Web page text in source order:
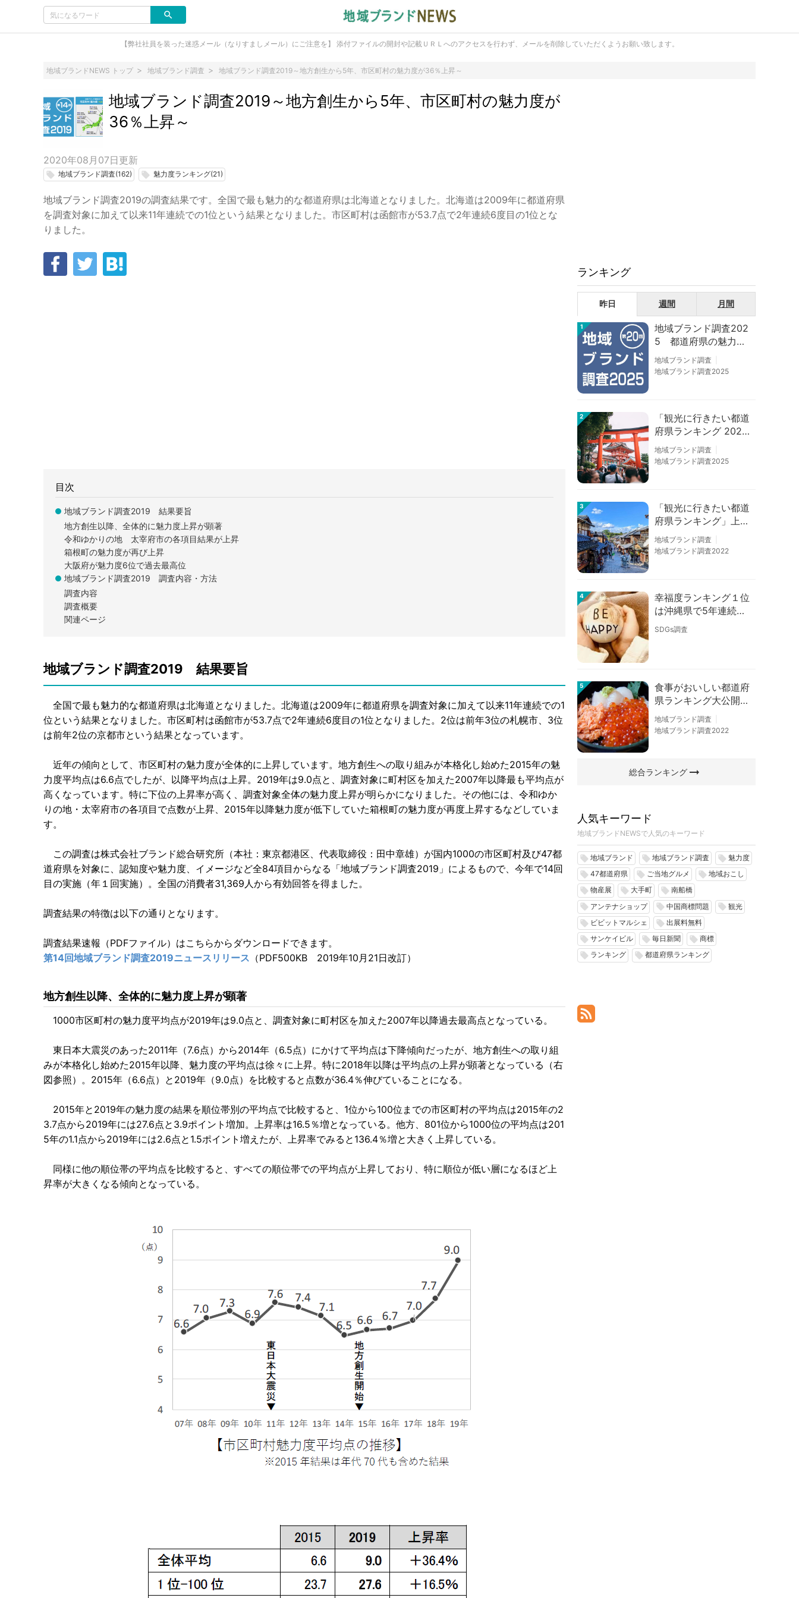
【弊社社員を装った迷惑メール（なりすましメール）にご注意を】 添付ファイルの開封や記載ＵＲＬへのアクセスを行わず、メールを削除していただくようお願い致します。
地域ブランドNEWS トップ 地域ブランド調査 地域ブランド調査2019～地方創生から5年、市区町村の魅力度が36％上昇～
地域ブランド調査2019～地方創生から5年、市区町村の魅力度が
36％上昇～
2020年08月07日 更新
local_offer 地域ブランド調査(162) local_offer 魅力度ランキング(21)
地域ブランド調査2019の調査結果です。全国で最も魅力的な都道府県は北海道となりました。北海道は2009年に都道府県
を調査対象に加えて以来11年連続での1位という結果となりました。市区町村は函館市が53.7点で2年連続6度目の1位とな
りました。
目次
地域ブランド調査2019 結果要旨
地方創生以降、全体的に魅力度上昇が顕著
令和ゆかりの地 太宰府市の各項目結果が上昇
箱根町の魅力度が再び上昇
大阪府が魅力度6位で過去最高位
地域ブランド調査2019 調査内容・方法
調査内容
調査概要
関連ページ
地域ブランド調査2019 結果要旨
全国で最も魅力的な都道府県は北海道となりました。北海道は2009年に都道府県を調査対象に加えて以来11年連続での1
位という結果となりました。市区町村は函館市が53.7点で2年連続6度目の1位となりました。2位は前年3位の札幌市、3位
は前年2位の京都市という結果となっています。
近年の傾向として、市区町村の魅力度が全体的に上昇しています。地方創生への取り組みが本格化し始めた2015年の魅
力度平均点は6.6点でしたが、以降平均点は上昇。2019年は9.0点と、調査対象に町村区を加えた2007年以降最も平均点が
高くなっています。特に下位の上昇率が高く、調査対象全体の魅力度上昇が明らかになりました。その他には、令和ゆか
りの地・太宰府市の各項目で点数が上昇、2015年以降魅力度が低下していた箱根町の魅力度が再度上昇するなどしていま
す。
この調査は株式会社ブランド総合研究所（本社：東京都港区、代表取締役：田中章雄）が国内1000の市区町村及び47都
道府県を対象に、認知度や魅力度、イメージなど全84項目からなる「地域ブランド調査2019」によるもので、今年で14回
目の実施（年１回実施）。全国の消費者31,369人から有効回答を得ました。
調査結果の特徴は以下の通りとなります。
調査結果速報（PDFファイル）はこちらからダウンロードできます。
第14回地域ブランド調査2019ニュースリリース （PDF500KB 2019年10月21日改訂）
地方創生以降、全体的に魅力度上昇が顕著
1000市区町村の魅力度平均点が2019年は9.0点と、調査対象に町村区を加えた2007年以降過去最高点となっている。
東日本大震災のあった2011年（7.6点）から2014年（6.5点）にかけて平均点は下降傾向だったが、地方創生への取り組
みが本格化し始めた2015年以降、魅力度の平均点は徐々に上昇。特に2018年以降は平均点の上昇が顕著となっている（右
図参照）。2015年（6.6点）と2019年（9.0点）を比較すると点数が36.4％伸びていることになる。
2015年と2019年の魅力度の結果を順位帯別の平均点で比較すると、1位から100位までの市区町村の平均点は2015年の2
3.7点から2019年には27.6点と3.9ポイント増加。上昇率は16.5％増となっている。他方、801位から1000位の平均点は201
5年の1.1点から2019年には2.6点と1.5ポイント増えたが、上昇率でみると136.4％増と大きく上昇している。
同様に他の順位帯の平均点を比較すると、すべての順位帯での平均点が上昇しており、特に順位が低い層になるほど上
昇率が大きくなる傾向となっている。
ランキング
昨日 週間 月間
1
地域ブランド調査202
5 都道府県の魅力度
等調査結果
地域ブランド調査
地域ブランド調査2025
2
「観光に行きたい都道
府県ランキング 202
6」京都は低下、神奈
川上昇
地域ブランド調査
地域ブランド調査2025
3
「観光に行きたい都道
府県ランキング」上位
の順位に変動あり
地域ブランド調査
地域ブランド調査2022
4
幸福度ランキング１位
は沖縄県で5年連続！
佐賀、愛知が順位上昇
【幸福度調査2026】
SDGs調査
5
食事がおいしい都道府
県ランキング大公開！
１位は北海道、３位は
大阪府、２位は〇〇
地域ブランド調査
地域ブランド調査2022
総合ランキングarrow_right_alt
人気キーワード
地域ブランドNEWSで人気のキーワード
local_offer 地域ブランド local_offer 地域ブランド調査 local_offer 魅力度
local_offer 47都道府県 local_offer ご当地グルメ local_offer 地域おこし
local_offer 物産展 local_offer 大手町 local_offer 南船橋
local_offer アンテナショップ local_offer 中国商標問題 local_offer 観光
local_offer ビビットマルシェ local_offer 出展料無料
local_offer サンケイビル local_offer 毎日新聞 local_offer 商標
local_offer ランキング local_offer 都道府県ランキング